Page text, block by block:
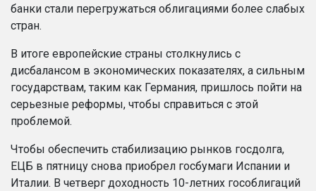
банки стали перегружаться облигациями более слабых
стран.
В итоге европейские страны столкнулись с
дисбалансом в экономических показателях, а сильным
государствам, таким как Германия, пришлось пойти на
серьезные реформы, чтобы справиться с этой
проблемой.
Чтобы обеспечить стабилизацию рынков госдолга,
ЕЦБ в пятницу снова приобрел госбумаги Испании и
Италии. В четверг доходность 10-летних гособлигаций